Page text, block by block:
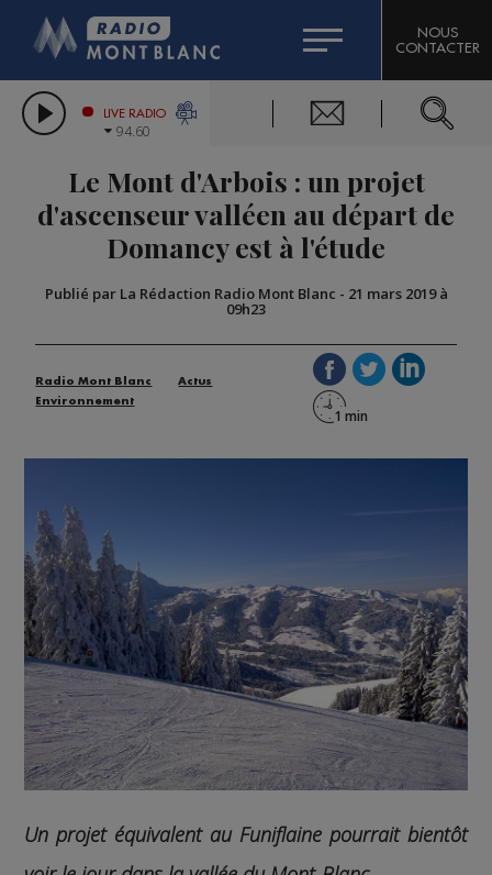
LES CHRONIQUES DE L'EXPERT
CITIZEN MACHINERY
GRAND MASSIF DOMAINES SKIABLES
BIGARD
COMPAGNIE DU MONT-BLANC
NOUS
CONTACTER
LIVE RADIO
94.60
Le Mont d'Arbois : un projet
d'ascenseur valléen au départ de
Domancy est à l'étude
Publié par La Rédaction Radio Mont Blanc - 21 mars 2019 à
09h23
Radio Mont Blanc
Actus
Environnement
Un projet équivalent au Funiflaine pourrait bientôt